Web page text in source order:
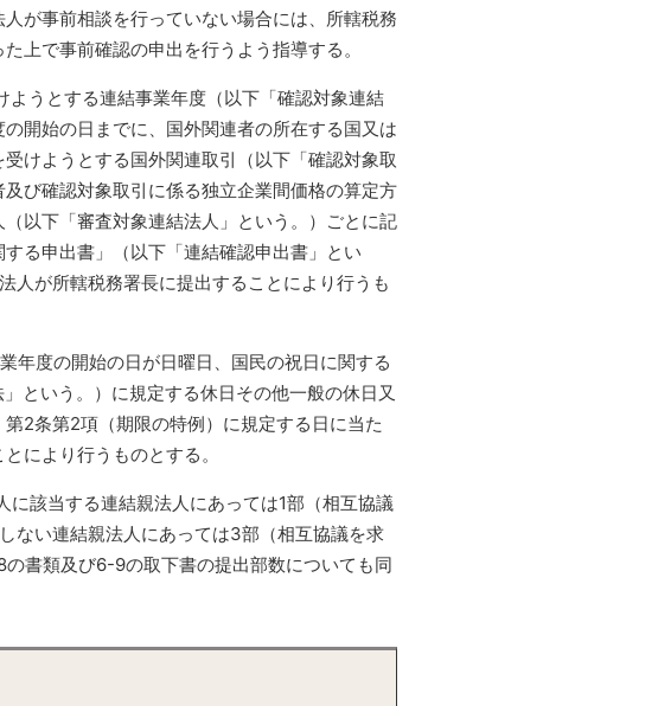
が事前相談を行っていない場合には、所轄税務
上で事前確認の申出を行うよう指導する。
うとする連結事業年度（以下「確認対象連結
開始の日までに、国外関連者の所在する国又は
けようとする国外関連取引（以下「確認対象取
び確認対象取引に係る独立企業間価格の算定方
以下「審査対象連結法人」という。）ごとに記
る申出書」（以下「連結確認申出書」とい
人が所轄税務署長に提出することにより行うも
度の開始の日が日曜日、国民の祝日に関する
という。）に規定する休日その他一般の休日又
2条第2項（期限の特例）に規定する日に当た
により行うものとする。
該当する連結親法人にあっては1部（相互協議
ない連結親法人にあっては3部（相互協議を求
書類及び6-9の取下書の提出部数についても同